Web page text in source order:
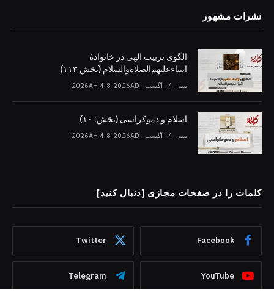
نشرات مشهور
الگوی تربیت الهی در خانوادۀ
انبیاءعلیهم‌الصلاةو‌السلام (بخش ۱۱۳)
سه _4 _آگست _2026AH 4-8-2026AD
اسلام و دموکراسی (بخش: ۱۰)
سه _4 _آگست _2026AH 4-8-2026AD
کلمات را در صفحات مجازی [دنبال کنید]
Facebook
Twitter
YouTube
Telegram